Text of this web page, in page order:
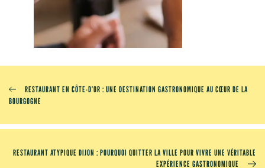
RESTAURANT EN CÔTE-D’OR : UNE DESTINATION GASTRONOMIQUE AU CŒUR DE LA
BOURGOGNE
RESTAURANT ATYPIQUE DIJON : POURQUOI QUITTER LA VILLE POUR VIVRE UNE VÉRITABLE
EXPÉRIENCE GASTRONOMIQUE